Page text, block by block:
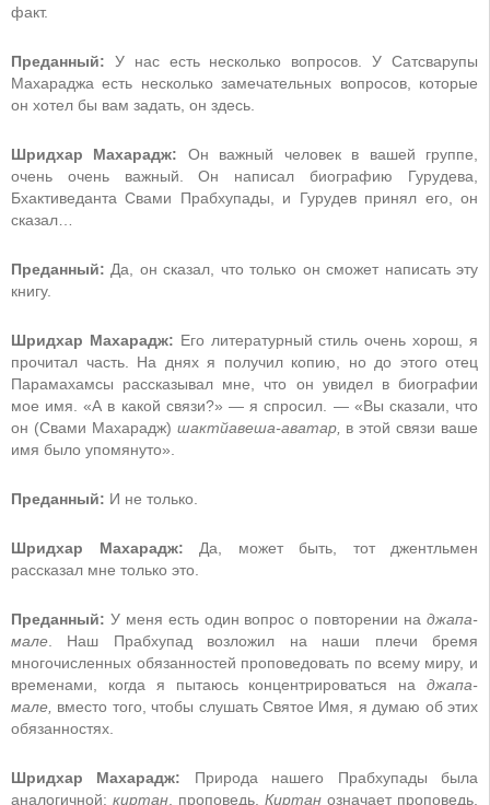
факт.
Преданный: У нас есть несколько вопросов. У Сатсварупы
Махараджа есть несколько замечательных вопросов, которые
он хотел бы вам задать, он здесь.
Шридхар Махарадж: Он важный человек в вашей группе,
очень очень важный. Он написал биографию Гурудева,
Бхактиведанта Свами Прабхупады, и Гурудев принял его, он
сказал…
Преданный: Да, он сказал, что только он сможет написать эту
книгу.
Шридхар Махарадж: Его литературный стиль очень хорош, я
прочитал часть. На днях я получил копию, но до этого отец
Парамахамсы рассказывал мне, что он увидел в биографии
мое имя. «А в какой связи?» — я спросил. — «Вы сказали, что
он (Свами Махарадж) шактйавеша-аватар, в этой связи ваше
имя было упомянуто».
Преданный: И не только.
Шридхар Махарадж: Да, может быть, тот джентльмен
рассказал мне только это.
Преданный: У меня есть один вопрос о повторении на джапа-
мале . Наш Прабхупад возложил на наши плечи бремя
многочисленных обязанностей проповедовать по всему миру, и
временами, когда я пытаюсь концентрироваться на джапа-
мале, вместо того, чтобы слушать Святое Имя, я думаю об этих
обязанностях.
Шридхар Махарадж: Природа нашего Прабхупады была
аналогичной: киртан , проповедь. Киртан означает проповедь,